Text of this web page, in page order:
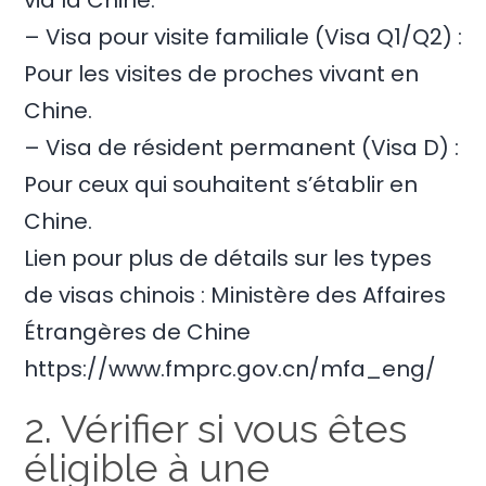
– Visa pour visite familiale (Visa Q1/Q2) :
Pour les visites de proches vivant en
Chine.
– Visa de résident permanent (Visa D) :
Pour ceux qui souhaitent s’établir en
Chine.
Lien pour plus de détails sur les types
de visas chinois : Ministère des Affaires
Étrangères de Chine
https://www.fmprc.gov.cn/mfa_eng/
2. Vérifier si vous êtes
éligible à une